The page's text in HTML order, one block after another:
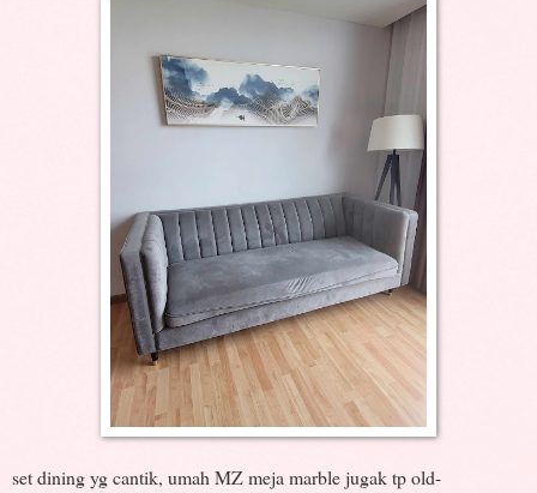
set dining yg cantik, umah MZ meja marble jugak tp old-